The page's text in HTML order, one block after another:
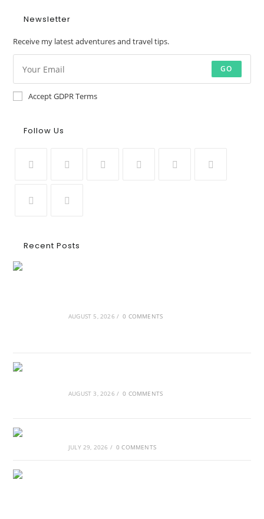
Newsletter
Receive my latest adventures and travel tips.
GO
Accept GDPR Terms
Follow Us
Recent Posts
AUGUST 5, 2026 / 0 COMMENTS
AUGUST 3, 2026 / 0 COMMENTS
JULY 29, 2026 / 0 COMMENTS